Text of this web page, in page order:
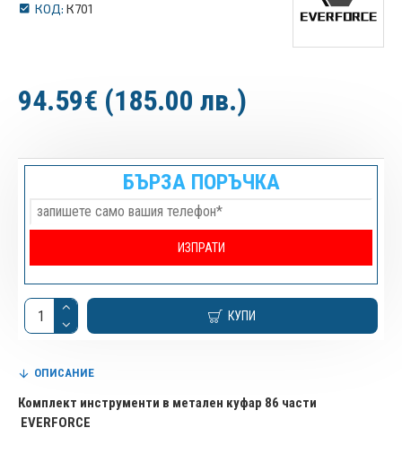
КОД: К701
94.59€ (185.00 лв.)
БЪРЗА ПОРЪЧКА
КУПИ
ОПИСАНИЕ
Комплект инструменти в метален куфар 86 части
EVERFORCE